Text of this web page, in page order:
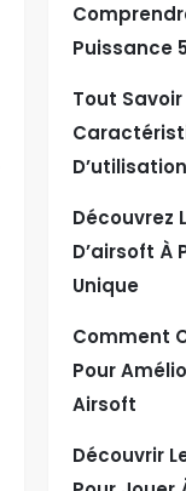
Puissance
Tout
D’utilisation
Découvrez
D’airsoft À
Unique
Comment
Pour
Airsoft
Découvrir